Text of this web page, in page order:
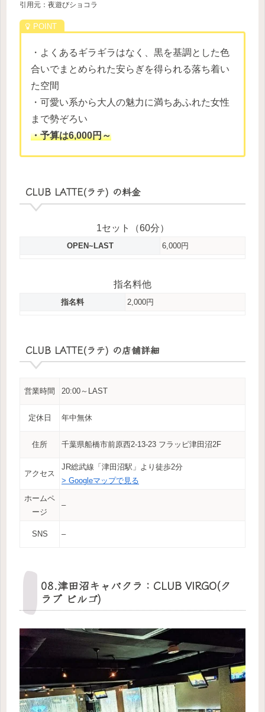
引用元：夜遊びショコラ
・よくあるギラギラはなく、黒を基調とした色
合いでまとめられた安らぎを得られる落ち着い
た空間
・可愛い系から大人の魅力に満ちあふれた女性
まで勢ぞろい
・予算は6,000円～
CLUB LATTE(ラテ) の料金
1セット（60分）
OPEN~LAST 6,000円
指名料他
指名料 2,000円
CLUB LATTE(ラテ) の店舗詳細
営業時間 20:00～LAST
定休日 年中無休
住所 千葉県船橋市前原西2-13-23 フラッピ津田沼2F
アクセス
JR総武線「津田沼駅」より徒歩2分
> Googleマップで見る
ホームペ
ージ
–
SNS –
08.津田沼キャバクラ：CLUB VIRGO(ク
ラブ ビルゴ)